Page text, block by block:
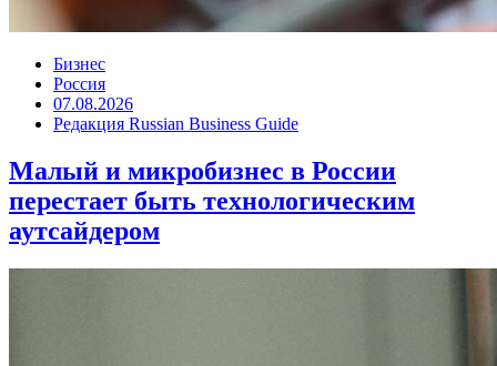
Бизнес
Россия
07.08.2026
Редакция Russian Business Guide
Малый и микробизнес в России
перестает быть технологическим
аутсайдером